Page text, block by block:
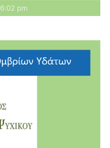
6:02 pm